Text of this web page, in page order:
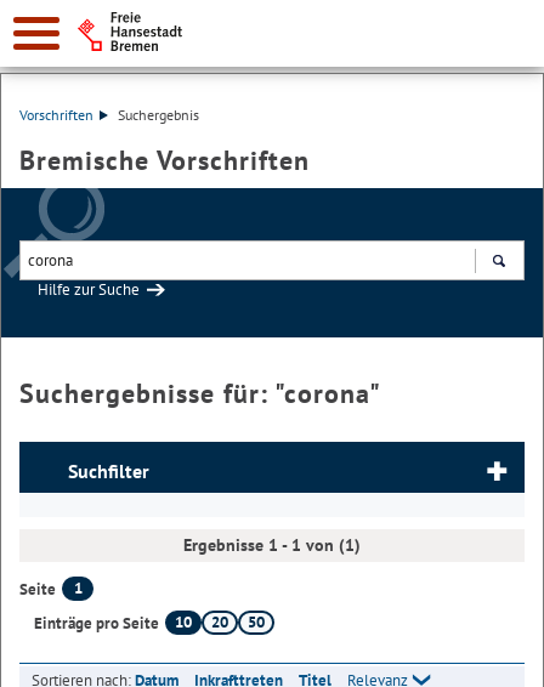
Vorschriften Suchergebnis
Bremische Vorschriften
Hilfe zur Suche
Suchergebnisse für: "corona"
Suchfilter
Ergebnisse 1 - 1 von (1)
Seite
1
Einträge pro Seite
10 20 50
Sortieren nach:Datum Inkrafttreten Titel Relevanz